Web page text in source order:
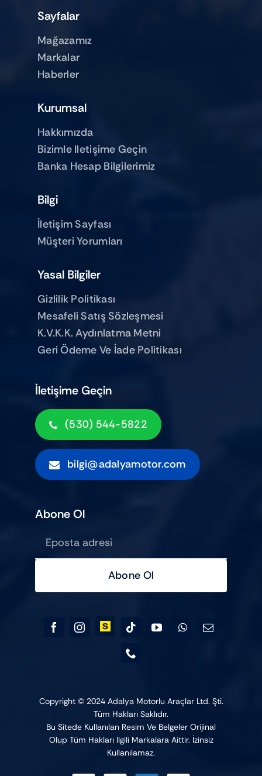
Sayfalar
Mağazamız
Markalar
Haberler
Kurumsal
Hakkımızda
Bizimle Iletişime Geçin
Banka Hesap Bilgilerimiz
İletişime Geçin
(530) 544-5822
bilgi@adalyamotor.com
Bilgi
İletişim Sayfası
Müşteri Yorumları
Yasal Bilgiler
Gizlilik Politikası
Mesafeli Satış Sözleşmesi
K.V.K.K. Aydınlatma Metni
Geri Ödeme Ve İade Politikası
Abone Ol
Abone Ol
Copyright © 2024 Adalya Motorlu Araçlar Ltd. Şti.
Tüm Hakları Saklıdır.
Bu Sitede Kullanılan Resim Ve Belgeler Orijinal
Olup Tüm Hakları Ilgili Markalara Aittir. İzinsiz
Kullanılamaz.